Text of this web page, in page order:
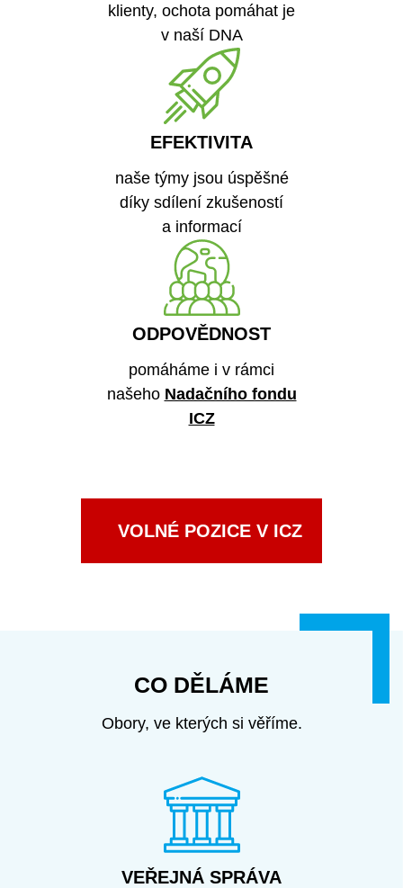
klienty, ochota pomáhat je
v naší DNA
EFEKTIVITA
naše týmy jsou úspěšné
díky sdílení zkušeností
a informací
ODPOVĚDNOST
pomáháme i v rámci
našeho Nadačního fondu
ICZ
VOLNÉ POZICE V ICZ
CO DĚLÁME
Obory, ve kterých si věříme.
VEŘEJNÁ SPRÁVA